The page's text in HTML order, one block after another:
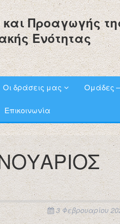
Προαγωγής
Ενότητας
Οι δράσεις μας Ομάδες –
Επικοινωνία
3 Φεβρουαρίου